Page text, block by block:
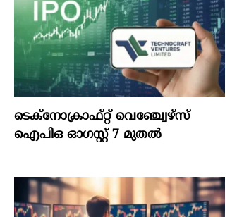
ടെക്‌നോക്രാഫ്‌റ്റ്‌ വെഞ്ച്വേഴ്‌സ്‌
ഐപിഒ ഓഗസ്റ്റ്‌ 7 മുതല്‍